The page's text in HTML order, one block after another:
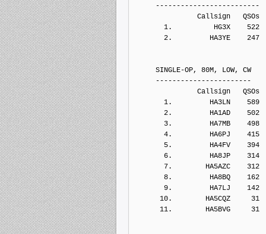
-------------------------
Callsign   QSOs  Points
1.          HG3X    522
2.         HA3YE    247
SINGLE-OP, 80M, LOW, CW
-----------------------
Callsign   QSOs  Points
1.         HA3LN    589
2.         HA1AD    502
3.         HA7MB    498
4.         HA6PJ    415
5.         HA4FV    394
6.         HA8JP    314
7.        HA5AZC    312
8.         HA8BQ    162
9.         HA7LJ    142
10.        HA5CQZ     31
11.        HA5BVG     31